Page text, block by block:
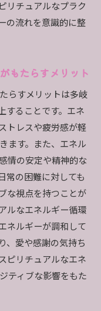
リチュアルなプラク
の流れを意識的に整
もたらすメリット
らすメリットは多岐
することです。エネ
トレスや疲労感が軽
ます。また、エネル
情の安定や精神的な
常の困難に対しても
な視点を持つことが
ルなエネルギー循環
ネルギーが調和して
、愛や感謝の気持ち
ピリチュアルなエネ
ティブな影響をもた